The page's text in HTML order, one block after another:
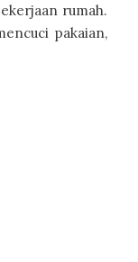
rumah.
pakaian,